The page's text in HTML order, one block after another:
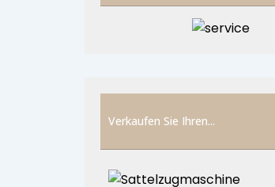
Verkaufen Sie Ihren...